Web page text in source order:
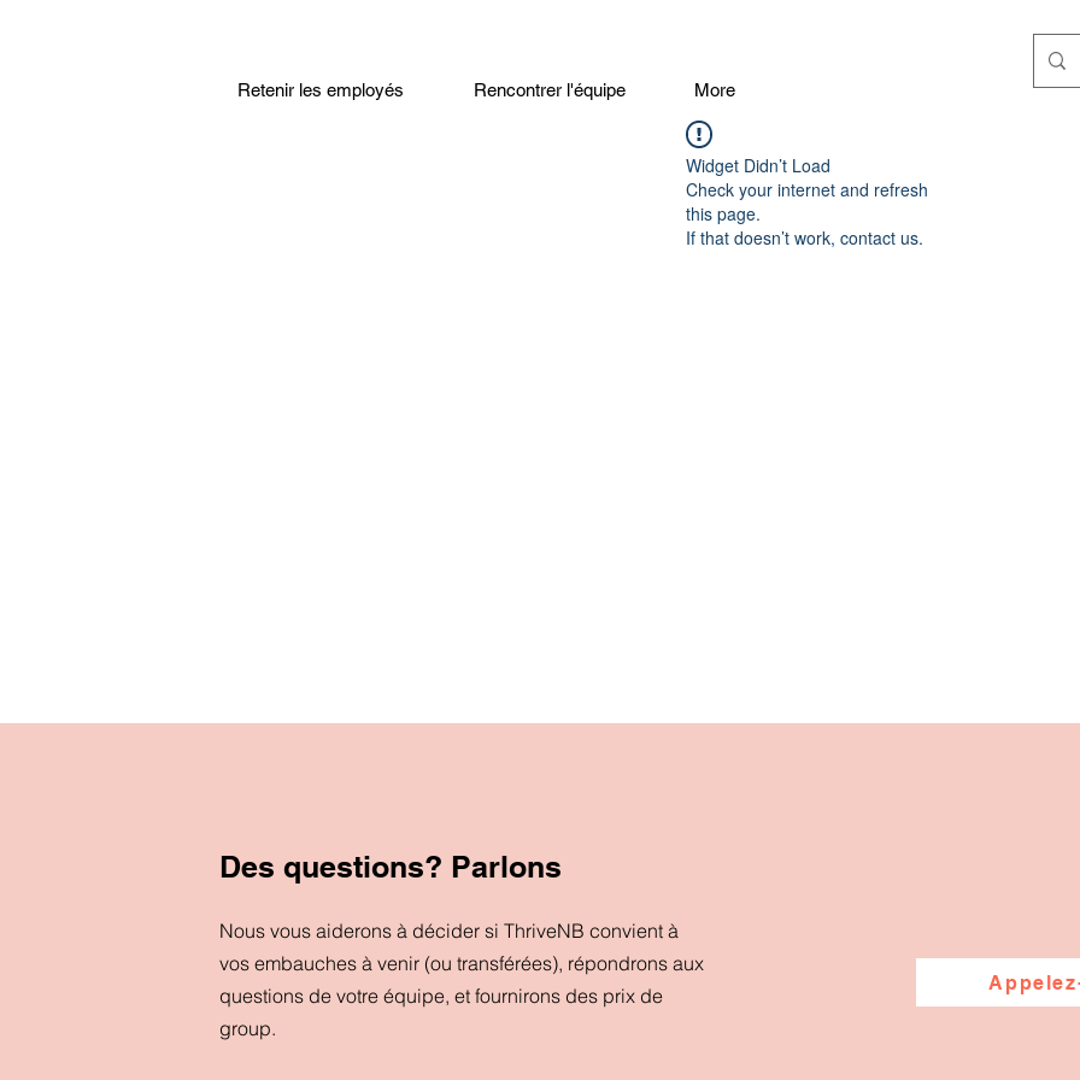
Retenir les employés Rencontrer l'équipe More
Widget Didn’t Load
Check your internet and refresh
this page.
If that doesn’t work, contact us.
Des questions? Parlons
Nous vous aiderons à décider si ThriveNB convient à
vos embauches à venir (ou transférées), répondrons aux
questions de votre équipe, et fournirons des prix de
group.